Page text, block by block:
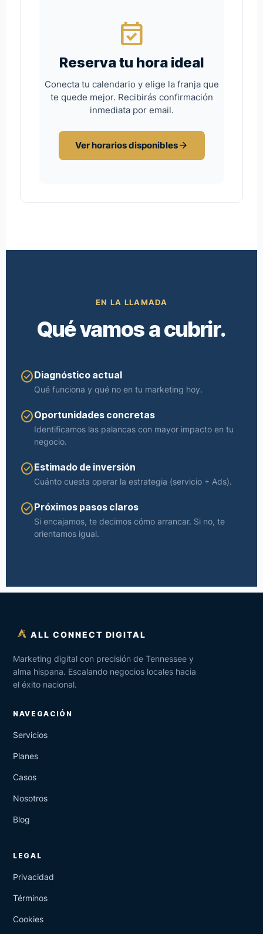
event_available
Reserva tu hora ideal
Conecta tu calendario y elige la franja que
te quede mejor. Recibirás confirmación
inmediata por email.
Ver horarios disponiblesarrow_forward
EN LA LLAMADA
Qué vamos a cubrir.
check_circleDiagnóstico actual
Qué funciona y qué no en tu marketing hoy.
check_circleOportunidades concretas
Identificamos las palancas con mayor impacto en tu
negocio.
check_circleEstimado de inversión
Cuánto cuesta operar la estrategia (servicio + Ads).
check_circlePróximos pasos claros
Si encajamos, te decimos cómo arrancar. Si no, te
orientamos igual.
ALL CONNECT DIGITAL
Marketing digital con precisión de Tennessee y
alma hispana. Escalando negocios locales hacia
el éxito nacional.
NAVEGACIÓN
Servicios
Planes
Casos
Nosotros
Blog
LEGAL
Privacidad
Términos
Cookies